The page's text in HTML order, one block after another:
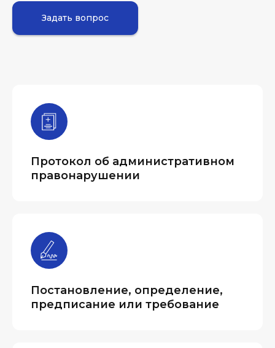
Задать вопрос
Протокол об административном
правонарушении
Постановление, определение,
предписание или требование